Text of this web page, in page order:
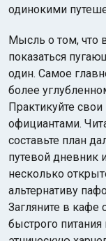
одинокими
Мысль о том, что
показаться
один. Самое
более
Практикуйте
официантами.
составьте план
путевой дневник
несколько
альтернативу
Загляните в кафе
быстрого